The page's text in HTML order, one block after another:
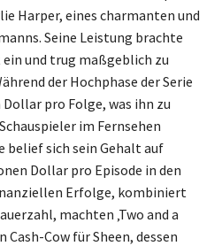
Harper, eines charmanten und
Seine Leistung brachte
und trug maßgeblich zu
der Hochphase der Serie
pro Folge, was ihn zu
im Fernsehen
belief sich sein Gehalt auf
Dollar pro Episode in den
Erfolge, kombiniert
machten ‚Two and a
Cash-Cow für Sheen, dessen